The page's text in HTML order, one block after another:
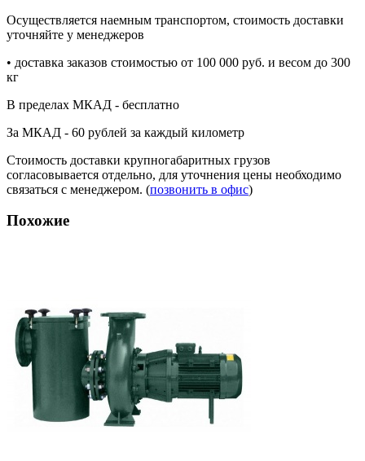
Осуществляется наемным транспортом, стоимость доставки
уточняйте у менеджеров
• доставка заказов стоимостью от 100 000 руб. и весом до 300
кг
В пределах МКАД - бесплатно
За МКАД - 60 рублей за каждый километр
Стоимость доставки крупногабаритных грузов
согласовывается отдельно, для уточнения цены необходимо
связаться с менеджером. (позвонить в офис)
Похожие